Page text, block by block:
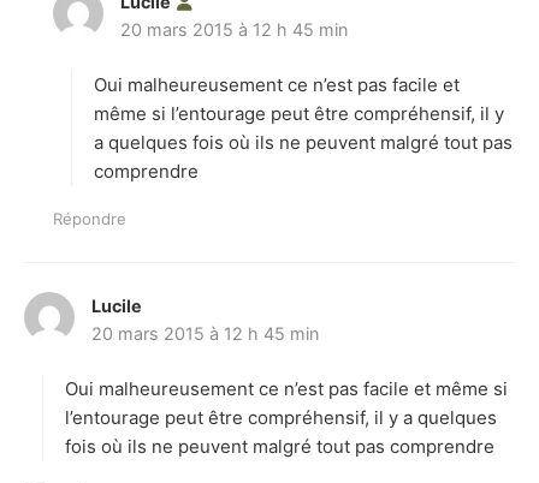
i
:
20 mars 2015 à 12 h 45 min
Oui malheureusement ce n’est pas facile et
même si l’entourage peut être compréhensif, il y
a quelques fois où ils ne peuvent malgré tout pas
comprendre
Répondre
Lucile
i
:
20 mars 2015 à 12 h 45 min
Oui malheureusement ce n’est pas facile et même si
l’entourage peut être compréhensif, il y a quelques
fois où ils ne peuvent malgré tout pas comprendre